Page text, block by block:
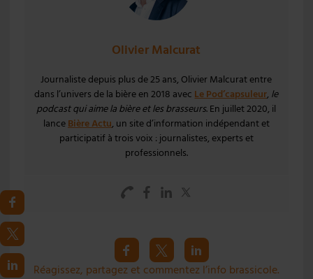
Olivier Malcurat
Journaliste depuis plus de 25 ans, Olivier Malcurat entre
dans l’univers de la bière en 2018 avecLe Pod’capsuleur, le
podcast qui aime la bière et les brasseurs. En juillet 2020, il
lanceBière Actu, un site d’information indépendant et
participatif à trois voix : journalistes, experts et
professionnels.
Réagissez, partagez et commentez l’info brassicole.